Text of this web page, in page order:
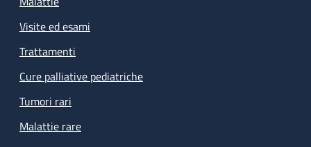
Visite ed esami
Trattamenti
Cure palliative pediatriche
Tumori rari
Malattie rare